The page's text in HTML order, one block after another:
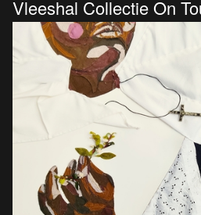
Vleeshal Collectie On